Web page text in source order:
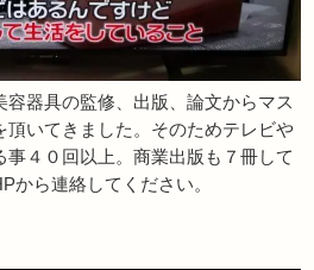
器具の監修、出版、論文からマス
頂いてきました。そのためテレビや
４０回以上。商業出版も７冊して
から連絡してください。